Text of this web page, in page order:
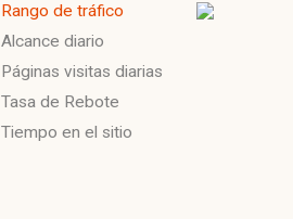
Rango de tráfico
Alcance diario
Páginas visitas diarias
Tasa de Rebote
Tiempo en el sitio